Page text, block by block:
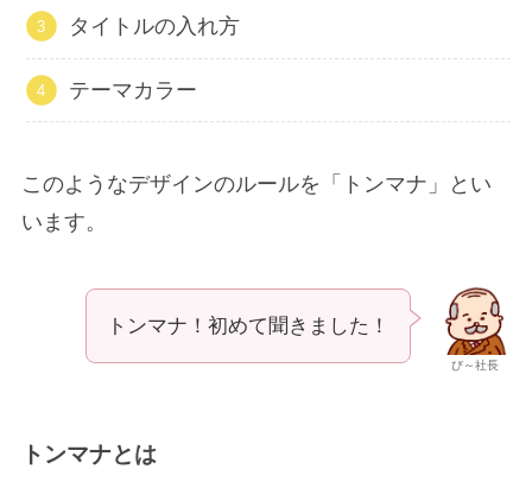
タイトルの入れ方
テーマカラー
このようなデザインのルールを「トンマナ」とい
います。
び～社長
トンマナ！初めて聞きました！
トンマナとは